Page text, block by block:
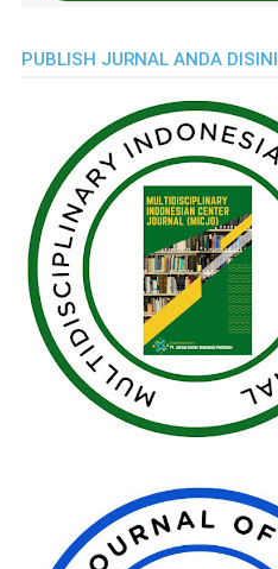
PUBLISH JURNAL ANDA DISINI